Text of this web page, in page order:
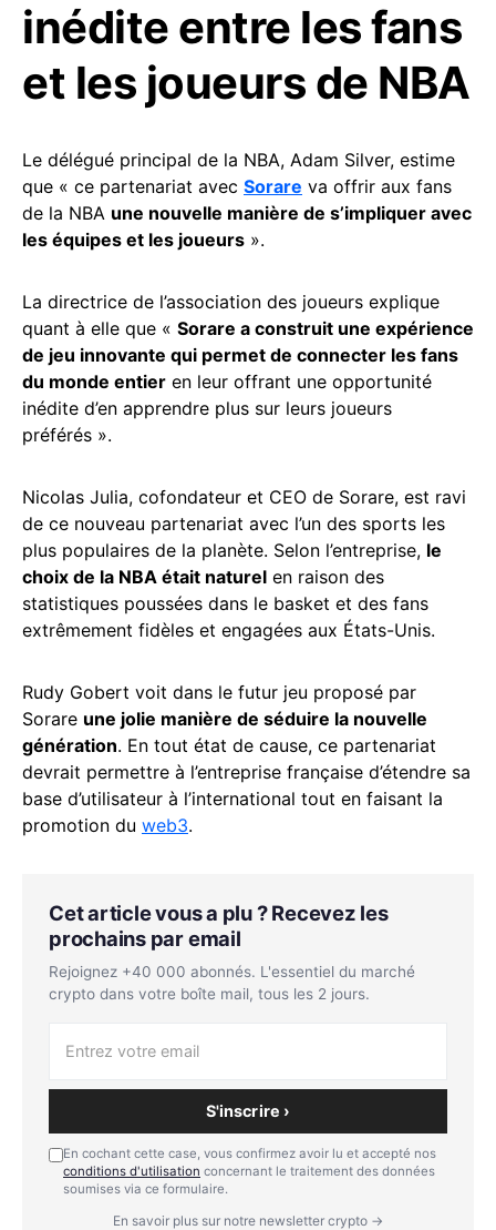
inédite entre les fans
et les joueurs de NBA
Le délégué principal de la NBA, Adam Silver, estime
que « ce partenariat avec Sorare va offrir aux fans
de la NBA une nouvelle manière de s’impliquer avec
les équipes et les joueurs ».
La directrice de l’association des joueurs explique
quant à elle que « Sorare a construit une expérience
de jeu innovante qui permet de connecter les fans
du monde entier en leur offrant une opportunité
inédite d’en apprendre plus sur leurs joueurs
préférés ».
Nicolas Julia, cofondateur et CEO de Sorare, est ravi
de ce nouveau partenariat avec l’un des sports les
plus populaires de la planète. Selon l’entreprise, le
choix de la NBA était naturel en raison des
statistiques poussées dans le basket et des fans
extrêmement fidèles et engagées aux États-Unis.
Rudy Gobert voit dans le futur jeu proposé par
Sorare une jolie manière de séduire la nouvelle
génération. En tout état de cause, ce partenariat
devrait permettre à l’entreprise française d’étendre sa
base d’utilisateur à l’international tout en faisant la
promotion du web3.
Cet article vous a plu ? Recevez les
prochains par email
Rejoignez +40 000 abonnés. L'essentiel du marché
crypto dans votre boîte mail, tous les 2 jours.
S'inscrire ›
En cochant cette case, vous confirmez avoir lu et accepté nos
conditions d'utilisation concernant le traitement des données
soumises via ce formulaire.
En savoir plus sur notre newsletter crypto →